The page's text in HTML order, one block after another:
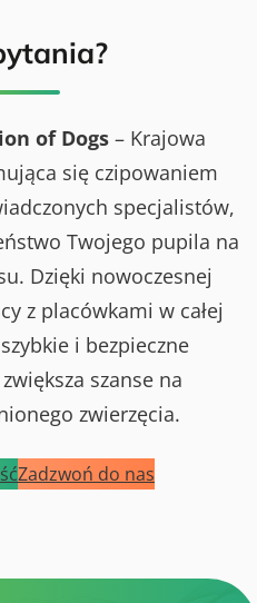
of Dogs– Krajowa
się czipowaniem
specjalistów,
Twojego pupila na
Dzięki nowoczesnej
z placówkami w całej
i bezpieczne
szanse na
zwierzęcia.
Zadzwoń do nas